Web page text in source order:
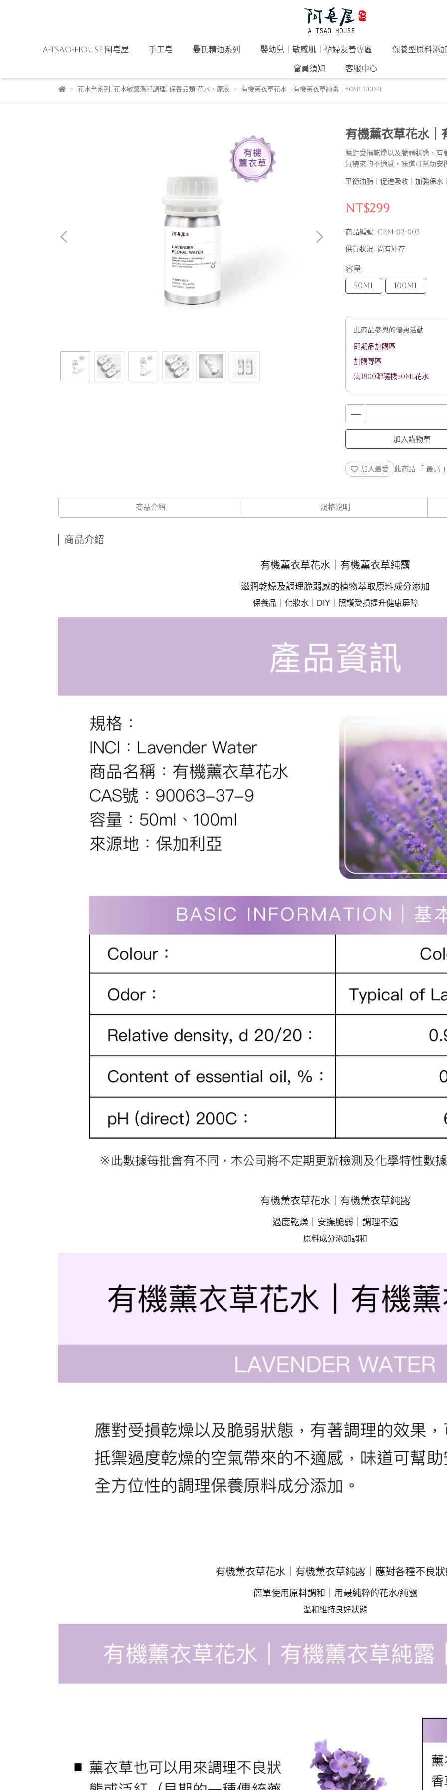
A-TSAO-HOUSE 阿皂屋 手工皂 曼氏精油系列 嬰幼兒｜敏感肌｜孕婦友善專區
保養型原料添
會員須知
客服中心
花水全系列 , 花水敏感溫和調理, 保養品類-花水、原液 有機薰衣草花水｜有機薰衣草純露｜50ml-100ml
有機薰衣草花水
應對受損乾燥以及脆弱狀態，有
氣帶來的不適感，味道可幫助安
平衡油脂｜促進吸收｜加強保水
NT$299
商品編號: CRM-02-003
供貨狀況: 尚有庫存
容量
50ml
100ml
此商品參與的優惠活動
即期品加購區
加購專區
滿1800贈隨機50ML花水
加入購物車
加入最愛 此商品 「 最高
商品介紹 規格說明
商品介紹
有機薰衣草花水｜有機薰衣草純露
滋潤乾燥及調理脆弱感的植物萃取原料成分添加
保養品｜化妝水｜DIY｜照護受損提升健康屏障
有機薰衣草花水｜有機薰衣草純露
過度乾燥｜安撫脆弱｜調理不適
原料成分添加調和
有機薰衣草花水｜有機薰衣草純露｜應對各種不良狀
簡單使用原料調和｜用最純粹的花水/純露
溫和維持良好狀態